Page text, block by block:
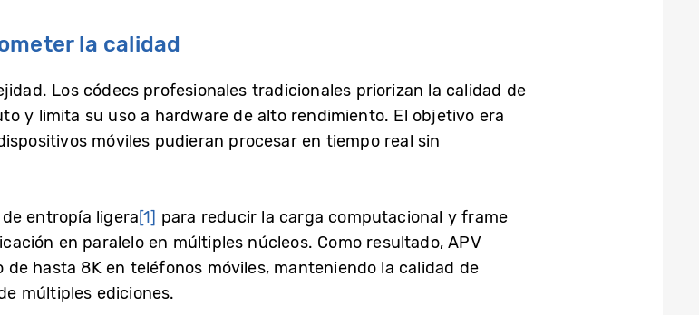
la calidad
Los códecs profesionales tradicionales priorizan la calidad de
y limita su uso a hardware de alto rendimiento. El objetivo era
móviles pudieran procesar en tiempo real sin
entropía ligera[1] para reducir la carga computacional y frame
en paralelo en múltiples núcleos. Como resultado, APV
hasta 8K en teléfonos móviles, manteniendo la calidad de
múltiples ediciones.